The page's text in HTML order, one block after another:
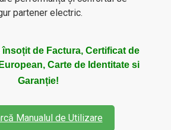
partener electric.
de Factura, Certificat de
Carte de Identitate si
Garanție!
Manualul de Utilizare